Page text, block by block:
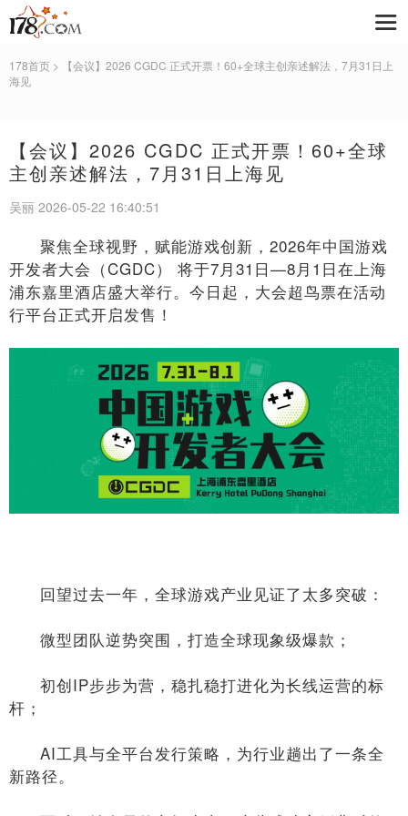
178首页 > 【会议】2026 CGDC 正式开票！60+全球主创亲述解法，7月31日上
海见
【会议】2026 CGDC 正式开票！60+全球
主创亲述解法，7月31日上海见
吴丽 2026-05-22 16:40:51
聚焦全球视野，赋能游戏创新，2026年中国游戏
开发者大会（CGDC） 将于7月31日—8月1日在上海
浦东嘉里酒店盛大举行。今日起，大会超鸟票在活动
行平台正式开启发售！
回望过去一年，全球游戏产业见证了太多突破：
微型团队逆势突围，打造全球现象级爆款；
初创IP步步为营，稳扎稳打进化为长线运营的标
杆；
AI工具与全平台发行策略，为行业趟出了一条全
新路径。